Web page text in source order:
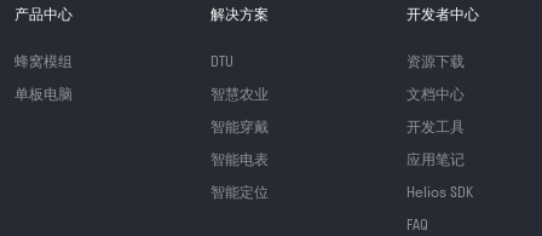
产品中心
蜂窝模组
单板电脑
解决方案
DTU
智慧农业
智能穿戴
智能电表
智能定位
开发者中心
资源下载
文档中心
开发工具
应用笔记
Helios SDK
FAQ